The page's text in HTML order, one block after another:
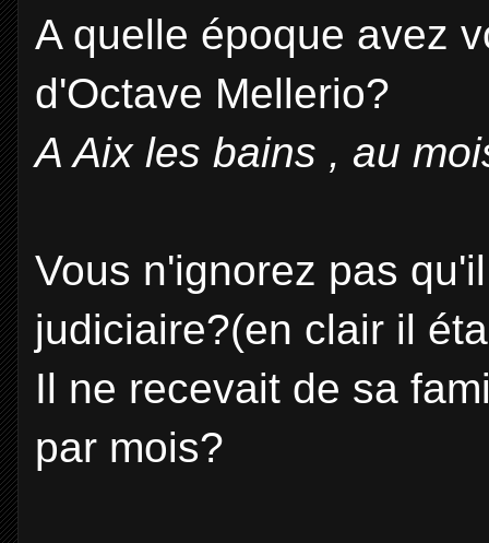
A quelle époque avez
d'Octave Mellerio?
A Aix les bains , au
Vous n'ignorez pas
judiciaire?(en clair il
Il ne recevait de sa
par mois?